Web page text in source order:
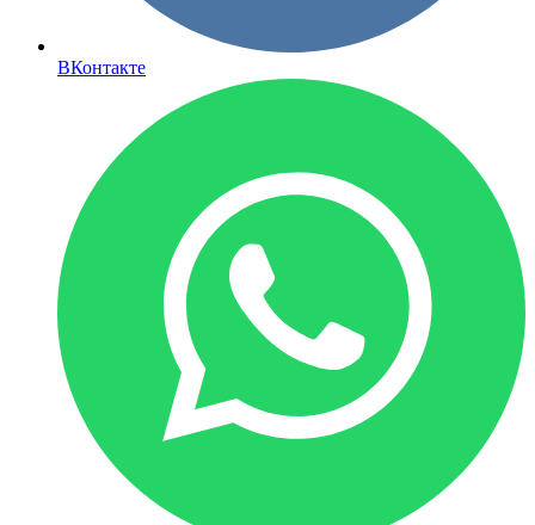
ВКонтакте